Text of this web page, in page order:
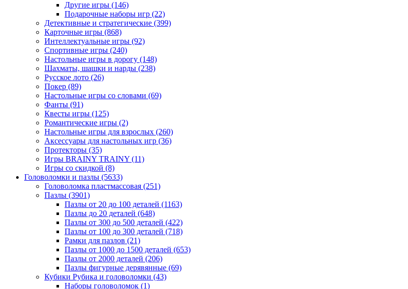
Другие игры (146)
Подарочные наборы игр (22)
Детективные и стратегические (399)
Карточные игры (868)
Интеллектуальные игры (92)
Спортивные игры (240)
Настольные игры в дорогу (148)
Шахматы, шашки и нарды (238)
Русское лото (26)
Покер (89)
Настольные игры со словами (69)
Фанты (91)
Квесты игры (125)
Романтические игры (2)
Настольные игры для взрослых (260)
Аксессуары для настольных игр (36)
Протекторы (35)
Игры BRAINY TRAINY (11)
Игры со скидкой (8)
Головоломки и пазлы (5633)
Головоломка пластмассовая (251)
Пазлы (3901)
Пазлы от 20 до 100 деталей (1163)
Пазлы до 20 деталей (648)
Пазлы от 300 до 500 деталей (422)
Пазлы от 100 до 300 деталей (718)
Рамки для пазлов (21)
Пазлы от 1000 до 1500 деталей (653)
Пазлы от 2000 деталей (206)
Пазлы фигурные дерявянные (69)
Кубики Рубика и головоломки (43)
Наборы головоломок (1)